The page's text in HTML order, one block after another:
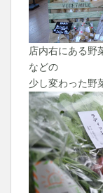
店内右にある野
などの
少し変わった野